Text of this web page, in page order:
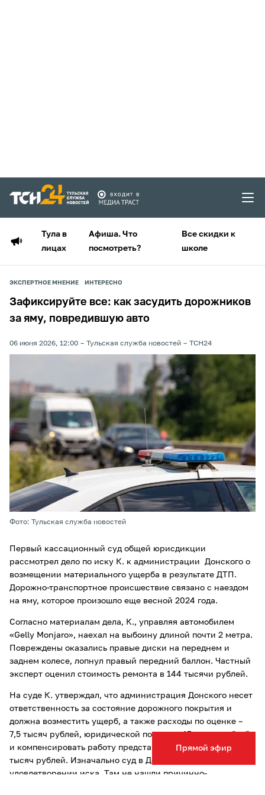
Тула в
лицах
Афиша. Что
посмотреть?
Все скидки к
школе
Прямой эфир
ЭКСПЕРТНОЕ МНЕНИЕ ИНТЕРЕСНО
Зафиксируйте все: как засудить дорожников
за яму, повредившую авто
06 июня 2026, 12:00 Тульская служба новостей ТСН24
Фото: Тульская служба новостей
Первый кассационный суд общей юрисдикции
рассмотрел дело по иску К. к администрации Донского о
возмещении материального ущерба в результате ДТП.
Дорожно-транспортное происшествие связано с наездом
на яму, которое произошло еще весной 2024 года.
Согласно материалам дела, К., управляя автомобилем
«Gelly Monjaro», наехал на выбоину длиной почти 2 метра.
Повреждены оказались правые диски на переднем и
заднем колесе, лопнул правый передний баллон. Частный
эксперт оценил стоимость ремонта в 144 тысячи рублей.
На суде К. утверждал, что администрация Донского несет
ответственность за состояние дорожного покрытия и
должна возместить ущерб, а также расходы по оценке –
7,5 тысяч рублей, юридической помощи - 15 тысяч рублей
и компенсировать работу представителя на суде - 25
тысяч рублей. Изначально суд в Донском отказал в
удовлетворении иска. Там не нашли причинно-